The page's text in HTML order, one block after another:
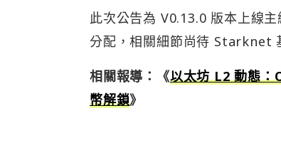
此次公告為 V0.13.0 版本上線
分配，相關細節尚待 Starknet
相關報導：《以太坊 L2 動態
幣解鎖》